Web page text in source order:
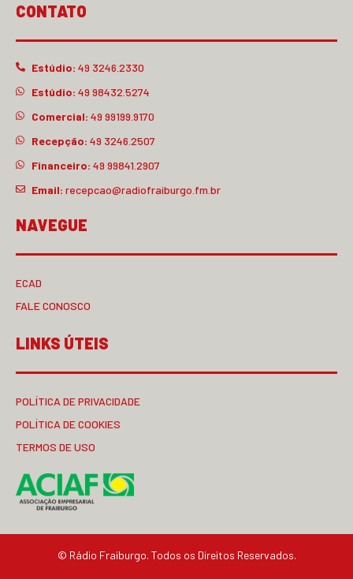
CONTATO
Estúdio: 49 3246.2330
Estúdio: 49 98432.5274
Comercial: 49 99199.9170
Recepção: 49 3246.2507
Financeiro: 49 99841.2907
Email: recepcao@radiofraiburgo.fm.br
NAVEGUE
ECAD
FALE CONOSCO
LINKS ÚTEIS
POLÍTICA DE PRIVACIDADE
POLÍTICA DE COOKIES
TERMOS DE USO
© Rádio Fraiburgo. Todos os Direitos Reservados.